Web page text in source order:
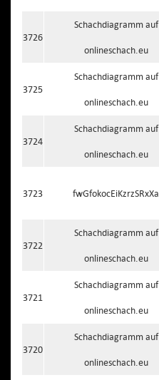
3726
Schachdiagramm auf
onlineschach.eu
3725
Schachdiagramm auf
onlineschach.eu
3724
Schachdiagramm auf
onlineschach.eu
3723 fwGfokocEiKzrzSRxXa
3722
Schachdiagramm auf
onlineschach.eu
3721
Schachdiagramm auf
onlineschach.eu
3720
Schachdiagramm auf
onlineschach.eu